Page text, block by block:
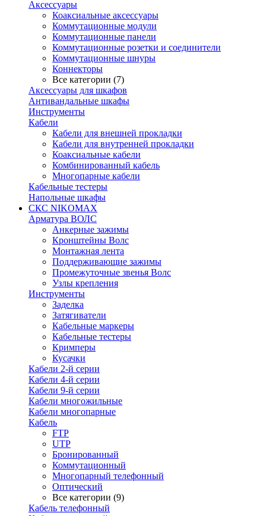
Аксессуары
Коаксиальные аксессуары
Коммутационные модули
Коммутационные панели
Коммутационные розетки и соединители
Коммутационные шнуры
Коннекторы
Все категории (7)
Аксессуары для шкафов
Антивандальные шкафы
Инструменты
Кабели
Кабели для внешней прокладки
Кабели для внутренней прокладки
Коаксиальные кабели
Комбинированный кабель
Многопарные кабели
Кабельные тестеры
Напольные шкафы
СКС NIKOMAX
Арматура ВОЛС
Анкерные зажимы
Кронштейны Волс
Монтажная лента
Поддерживающие зажимы
Промежуточные звенья Волс
Узлы крепления
Инструменты
Заделка
Затягиватели
Кабельные маркеры
Кабельные тестеры
Кримперы
Кусачки
Кабели 2-й серии
Кабели 4-й серии
Кабели 9-й серии
Кабели многожильные
Кабели многопарные
Кабель
FTP
UTP
Бронированный
Коммутационный
Многопарный телефонный
Оптический
Все категории (9)
Кабель телефонный